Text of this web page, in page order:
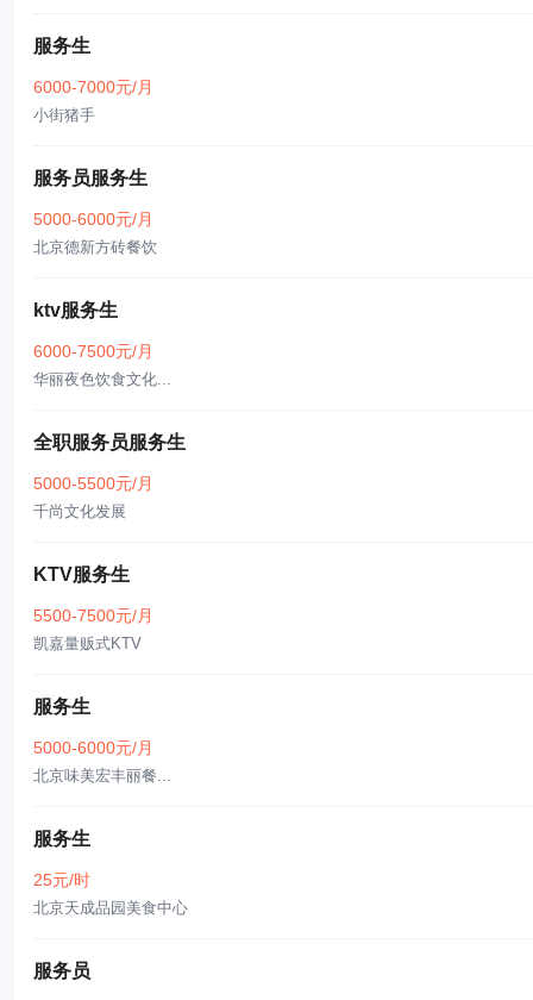
服务生
6000-7000元/月
小街猪手
服务员服务生
5000-6000元/月
北京德新方砖餐饮
ktv服务生
6000-7500元/月
华丽夜色饮食文化...
全职服务员服务生
5000-5500元/月
千尚文化发展
KTV服务生
5500-7500元/月
凯嘉量贩式KTV
服务生
5000-6000元/月
北京味美宏丰丽餐...
服务生
25元/时
北京天成品园美食中心
服务员